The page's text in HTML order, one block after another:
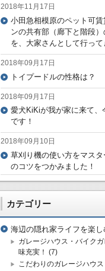
2018年11月17日
小田急相模原のペット可賃
ンの共有部（廊下と階段）
を、大家さんとして行って
2018年09月17日
トイプードルの性格は？
2018年09月17日
愛犬KiKiが我が家に来て、
です！
2018年09月10日
草刈り機の使い方をマスタ
のコツをつかみました！
カテゴリー
海辺の隠れ家ライフを楽し
ガレージハウス・バイク
味充実！ (7)
こだわりのガレージハウス